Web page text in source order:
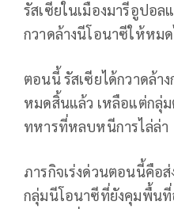
รัสเซียในเมืองมารีอูปอล
กวาดล้างนีโอนาซีให้หม
ตอนนี้ รัสเซียได้กวาดล้า
หมดสิ้นแล้ว เหลือแต่กลุ่
ทหารที่หลบหนีการไล่ล่า
ภารกิจเร่งด่วนตอนนี้คือ
กลุ่มนีโอนาซีที่ยังคุมพื้น